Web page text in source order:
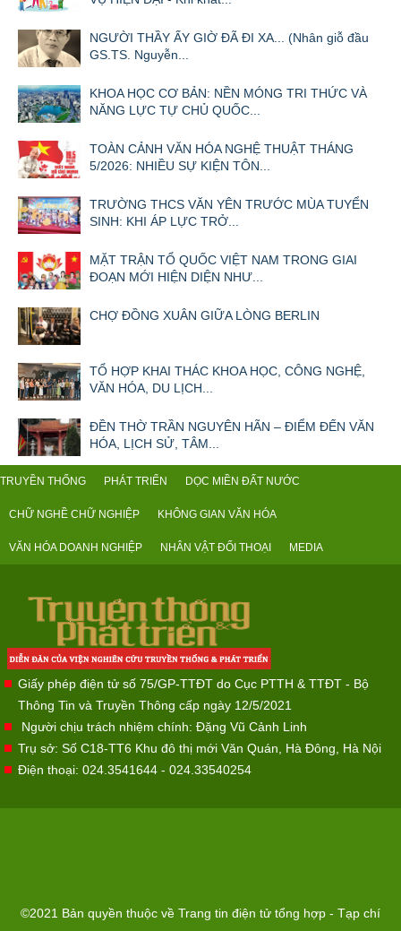
NGƯỜI THẦY ẤY GIỜ ĐÃ ĐI XA... (Nhân giỗ đầu
GS.TS. Nguyễn...
KHOA HỌC CƠ BẢN: NỀN MÓNG TRI THỨC VÀ
NĂNG LỰC TỰ CHỦ QUỐC...
TOÀN CẢNH VĂN HÓA NGHỆ THUẬT THÁNG
5/2026: NHIỀU SỰ KIỆN TÔN...
TRƯỜNG THCS VĂN YÊN TRƯỚC MÙA TUYỂN
SINH: KHI ÁP LỰC TRỞ...
MẶT TRẬN TỔ QUỐC VIỆT NAM TRONG GIAI
ĐOẠN MỚI HIỆN DIỆN NHƯ...
CHỢ ĐỒNG XUÂN GIỮA LÒNG BERLIN
TỔ HỢP KHAI THÁC KHOA HỌC, CÔNG NGHỆ,
VĂN HÓA, DU LỊCH...
ĐỀN THỜ TRẦN NGUYÊN HÃN – ĐIỂM ĐẾN VĂN
HÓA, LỊCH SỬ, TÂM...
TRUYỀN THỐNG PHÁT TRIỂN DỌC MIỀN ĐẤT NƯỚC
CHỮ NGHỀ CHỮ NGHIỆP KHÔNG GIAN VĂN HÓA
VĂN HÓA DOANH NGHIỆP NHÂN VẬT ĐỐI THOẠI MEDIA
Giấy phép điện tử số 75/GP-TTĐT do Cục PTTH & TTĐT - Bộ
Thông Tin và Truyền Thông cấp ngày 12/5/2021
Người chịu trách nhiệm chính: Đặng Vũ Cảnh Linh
Trụ sở: Số C18-TT6 Khu đô thị mới Văn Quán, Hà Đông, Hà Nội
Điện thoại: 024.3541644 - 024.33540254
©2021 Bản quyền thuộc về Trang tin điện tử tổng hợp - Tạp chí